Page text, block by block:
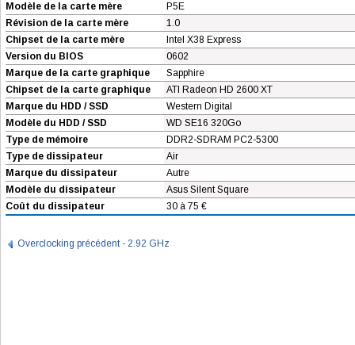
Modèle de la carte mère
P5E
Révision de la carte mère
1.0
Chipset de la carte mère
Intel X38 Express
Version du BIOS
0602
Marque de la carte graphique
Sapphire
Chipset de la carte graphique
ATI Radeon HD 2600 XT
Marque du HDD / SSD
Western Digital
Modèle du HDD / SSD
WD SE16 320Go
Type de mémoire
DDR2-SDRAM PC2-5300
Type de dissipateur
Air
Marque du dissipateur
Autre
Modèle du dissipateur
Asus Silent Square
Coût du dissipateur
30 à 75 €
Overclocking précédent - 2.92 GHz